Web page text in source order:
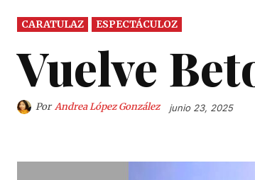
CARATULAZ ESPECTÁCULOZ
Vuelve
Por Andrea López González junio 23, 2025